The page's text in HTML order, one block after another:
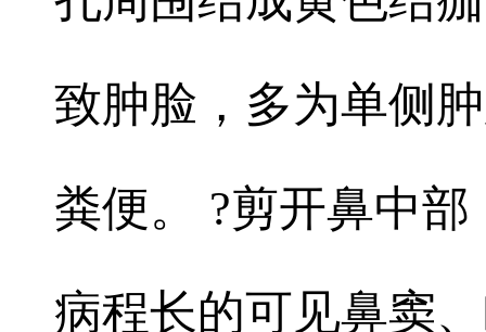
致肿脸，多为单侧
粪便。 ?剪开鼻中
病程长的可见鼻窦